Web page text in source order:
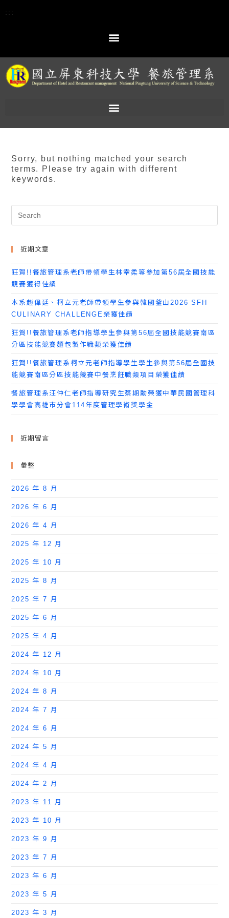
:::
Sorry, but nothing matched your search
terms. Please try again with different
keywords.
近期文章
狂賀!!餐旅管理系老師帶領學生林幸柔等參加第56屆全國技能
競賽獲得佳績
本系趙偉廷、柯立元老師帶領學生參與韓國釜山2026 SFH
CULINARY CHALLENGE榮獲佳績
狂賀!!餐旅管理系老師指導學生參與第56屆全國技能競賽南區
分區技能競賽麵包製作職類榮獲佳績
狂賀!!餐旅管理系柯立元老師指導學生學生參與第56屆全國技
能競賽南區分區技能競賽中餐烹飪職類項目榮獲佳績
餐旅管理系汪仲仁老師指導研究生蔡期勳榮獲中華民國管理科
學學會高雄市分會114年度管理學術獎學金
近期留言
彙整
2026 年 8 月
2026 年 6 月
2026 年 4 月
2025 年 12 月
2025 年 10 月
2025 年 8 月
2025 年 7 月
2025 年 6 月
2025 年 4 月
2024 年 12 月
2024 年 10 月
2024 年 8 月
2024 年 7 月
2024 年 6 月
2024 年 5 月
2024 年 4 月
2024 年 2 月
2023 年 11 月
2023 年 10 月
2023 年 9 月
2023 年 7 月
2023 年 6 月
2023 年 5 月
2023 年 3 月